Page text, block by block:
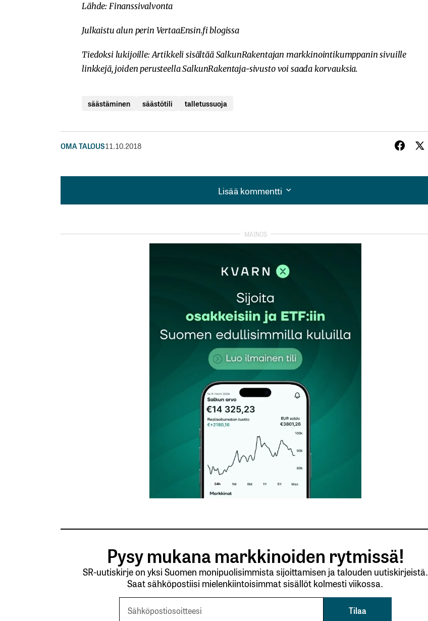
Lähde: Finanssivalvonta
Julkaistu alun perin VertaaEnsin.fi blogissa
Tiedoksi lukijoille: Artikkeli sisältää SalkunRakentajan markkinointikumppanin sivuille
linkkejä, joiden perusteella SalkunRakentaja-sivusto voi saada korvauksia.
säästäminen säästötili talletussuoja
OMA TALOUS11.10.2018
Lisää kommentti
Lisää kommentti
Pakolliset kentät on merkitty
Sähköpostiosoitteesi
Pysy mukana markkinoiden rytmissä!
SR-uutiskirje on yksi Suomen monipuolisimmista sijoittamisen ja talouden uutiskirjeistä.
Saat sähköpostiisi mielenkiintoisimmat sisällöt kolmesti viikossa.